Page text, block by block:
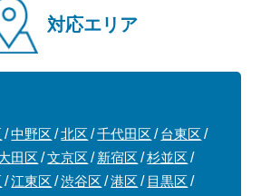
対応エリア
中野区 北区 千代田区
台東区
田区 文京区 新宿区
杉並区
江東区 渋谷区 港区
目黒区